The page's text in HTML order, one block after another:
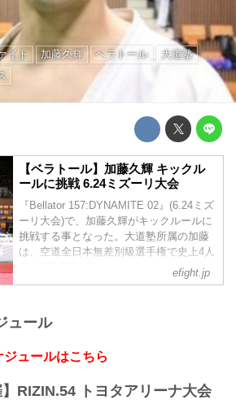
イト 加藤久輝 ベラトール
大道塾
【ベラトール】加藤久輝 キックル
ールに挑戦 6.24ミズーリ大会
『Bellator 157:DYNAMITE 02』(6.24ミズ
ーリ大会)で、加藤久輝がキックルールに
挑戦する事となった。大道塾所属の加藤
は、空道全日本無差別級選手権で史上4人
efight.jp
ュール
ュールはこちら
】RIZIN.54 トヨタアリーナ大会